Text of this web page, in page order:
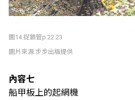
圖14.捉鎖管p.22.23
圖片來源:步步出版提供
內容七
船甲板上的起網機